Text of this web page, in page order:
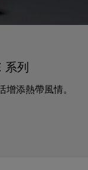
系列
增添熱帶風情。